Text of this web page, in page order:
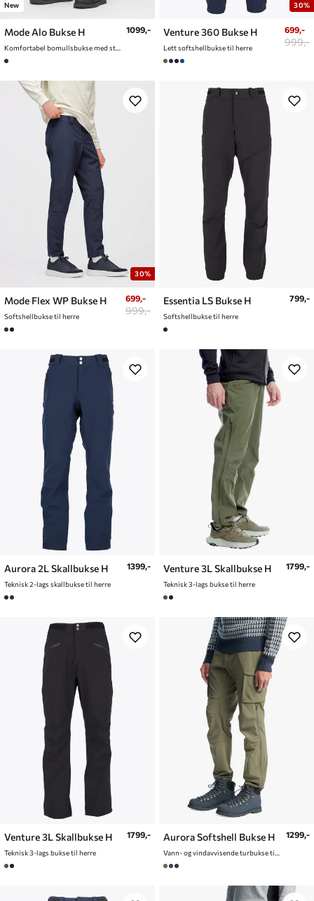
New
Mode Alo Bukse H
Komfortabel bomullsbukse med stretch til hverdagsbruk og fritid
1099,-
30%
Venture 360 Bukse H
Lett softshellbukse til herre
699,-
999,-
30%
Mode Flex WP Bukse H
Softshellbukse til herre
699,-
999,-
Essentia LS Bukse H
Softshellbukse til herre
799,-
Aurora 2L Skallbukse H
Teknisk 2-lags skallbukse til herre
1399,- Venture 3L Skallbukse H
Teknisk 3-lags bukse til herre
1799,-
Venture 3L Skallbukse H
Teknisk 3-lags bukse til herre
1799,- Aurora Softshell Bukse H
Vann- og vindavvisende turbukse til herre
1299,-